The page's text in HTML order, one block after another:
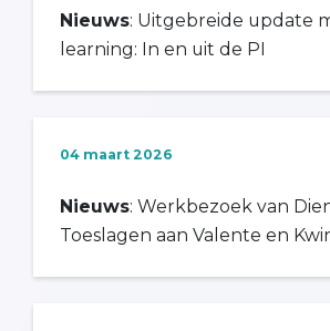
Nieuws: Uitgebreide update
learning: In en uit de PI
04 maart 2026
Nieuws: Werkbezoek van
Toeslagen aan Valente en